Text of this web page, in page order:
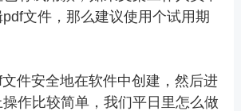
文件，那么建议使用个试用期
件安全地在软件中创建，然后进
作比较简单，我们平日里怎么做